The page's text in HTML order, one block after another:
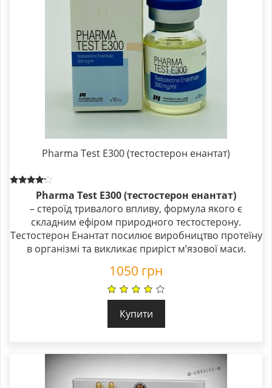
Pharma Test E300 (тестостерон енантат)
Rated
out of 5
Pharma Test E300 (тестостерон енантат)
– стероїд тривалого впливу, формула якого є
складним ефіром природного тестостерону.
Тестостерон Енантат посилює виробництво протеїну
в організмі та викликає приріст м’язової маси.
1050 грн
Купити